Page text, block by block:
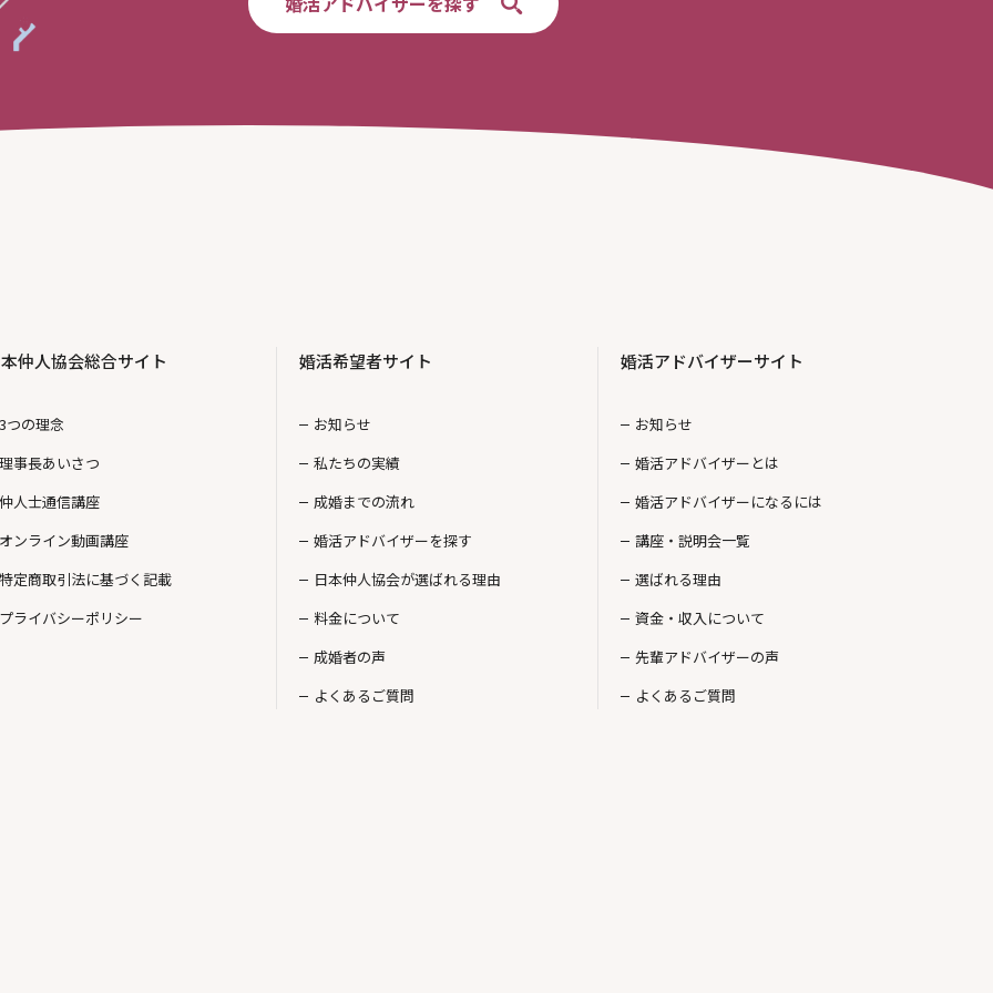
仲人協会総合サイト
3つの理念
理事長あいさつ
仲人士通信講座
オンライン動画講座
特定商取引法に基づく記載
プライバシーポリシー
婚活希望者サイト
お知らせ
私たちの実績
成婚までの流れ
婚活アドバイザーを探す
日本仲人協会が選ばれる理由
料金について
成婚者の声
よくあるご質問
婚活アドバイザーサイト
お知らせ
婚活アドバイザーとは
婚活アドバイザーになるには
講座・説明会一覧
選ばれる理由
資金・収入について
先輩アドバイザーの声
よくあるご質問